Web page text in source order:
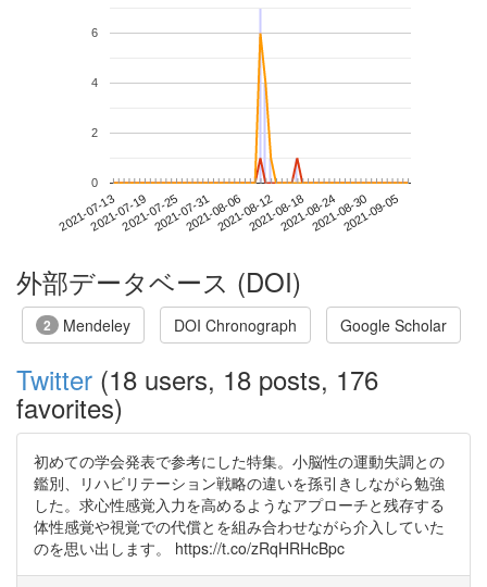
2021-07-132021-07-192021-07-252021-07-312021-08-062021-08-122021-08-182021-08-242021-08-302021-09-05
0
2
4
6
外部データベース (DOI)
2 Mendeley DOI Chronograph Google Scholar
Twitter (18 users, 18 posts, 176
favorites)
初めての学会発表で参考にした特集。小脳性の運動失調との
鑑別、リハビリテーション戦略の違いを孫引きしながら勉強
した。求心性感覚入力を高めるようなアプローチと残存する
体性感覚や視覚での代償とを組み合わせながら介入していた
のを思い出します。 https://t.co/zRqHRHcBpc